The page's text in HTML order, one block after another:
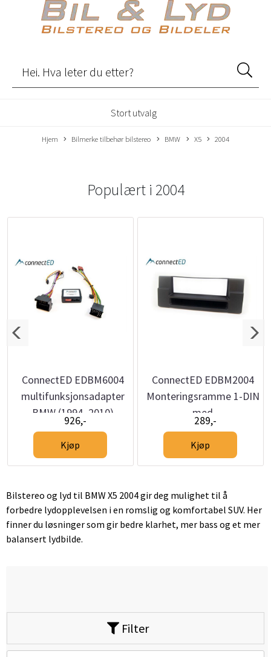
Stort utvalg
Hjem Bilmerke tilbehør bilstereo BMW X5 2004
Populært i 2004
ConnectED EDBM6004
multifunksjonsadapter
BMW (1994–2010)
926,-
Kjøp
ConnectED EDBM2004
Monteringsramme 1-DIN
med
oppbevaringslomme
BMW 5-serie (E39) / X5
(E53)
289,-
Kjøp
Bilstereo og lyd til BMW X5 2004 gir deg mulighet til å
forbedre lydopplevelsen i en romslig og komfortabel SUV. Her
finner du løsninger som gir bedre klarhet, mer bass og et mer
balansert lydbilde.
Filter